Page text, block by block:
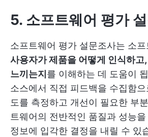
5. 소프트웨어 평가
소프트웨어 평가 설문조사는 소
사용자가 제품을 어떻게 인식하고
느끼는지를 이해하는 데 도움이
소스에서 직접 피드백을 수집함
도를 측정하고 개선이 필요한 부
트웨어의 전반적인 품질과 성능
정보에 입각한 결정을 내릴 수 있